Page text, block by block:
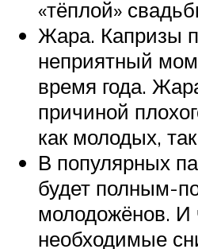
«тёплой»
Жара. Капризы
неприятный
время года.
причиной
как молодых,
В популярных
будет полным-
молодожёнов. И
необходимые